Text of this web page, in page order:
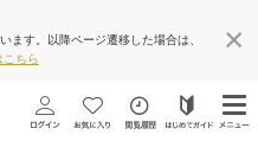
ます。以降ページ遷移した場合は、
こちら